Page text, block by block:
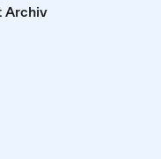
Archiv